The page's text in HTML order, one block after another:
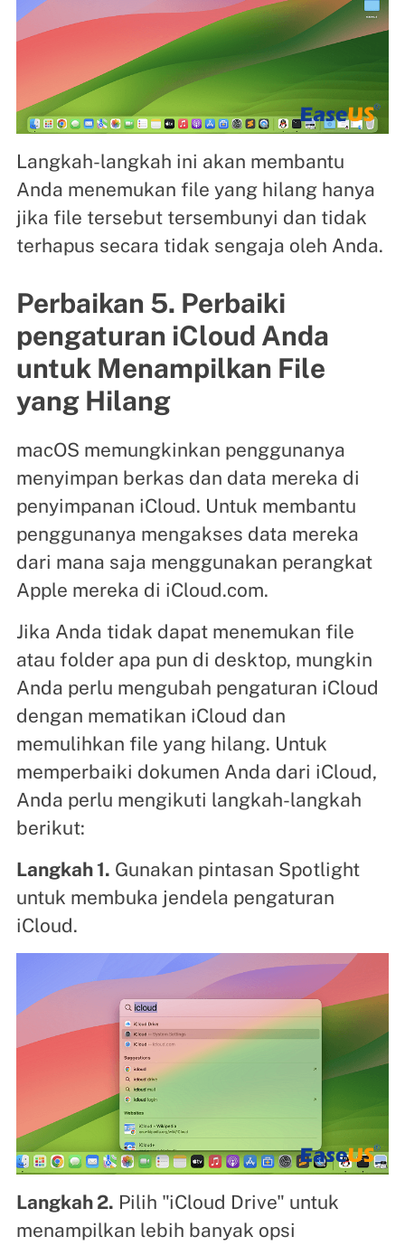
Langkah-langkah ini akan membantu
Anda menemukan file yang hilang hanya
jika file tersebut tersembunyi dan tidak
terhapus secara tidak sengaja oleh Anda.
Perbaikan 5. Perbaiki
pengaturan iCloud Anda
untuk Menampilkan File
yang Hilang
macOS memungkinkan penggunanya
menyimpan berkas dan data mereka di
penyimpanan iCloud. Untuk membantu
penggunanya mengakses data mereka
dari mana saja menggunakan perangkat
Apple mereka di iCloud.com.
Jika Anda tidak dapat menemukan file
atau folder apa pun di desktop, mungkin
Anda perlu mengubah pengaturan iCloud
dengan mematikan iCloud dan
memulihkan file yang hilang. Untuk
memperbaiki dokumen Anda dari iCloud,
Anda perlu mengikuti langkah-langkah
berikut:
Langkah 1. Gunakan pintasan Spotlight
untuk membuka jendela pengaturan
iCloud.
Langkah 2. Pilih "iCloud Drive" untuk
menampilkan lebih banyak opsi